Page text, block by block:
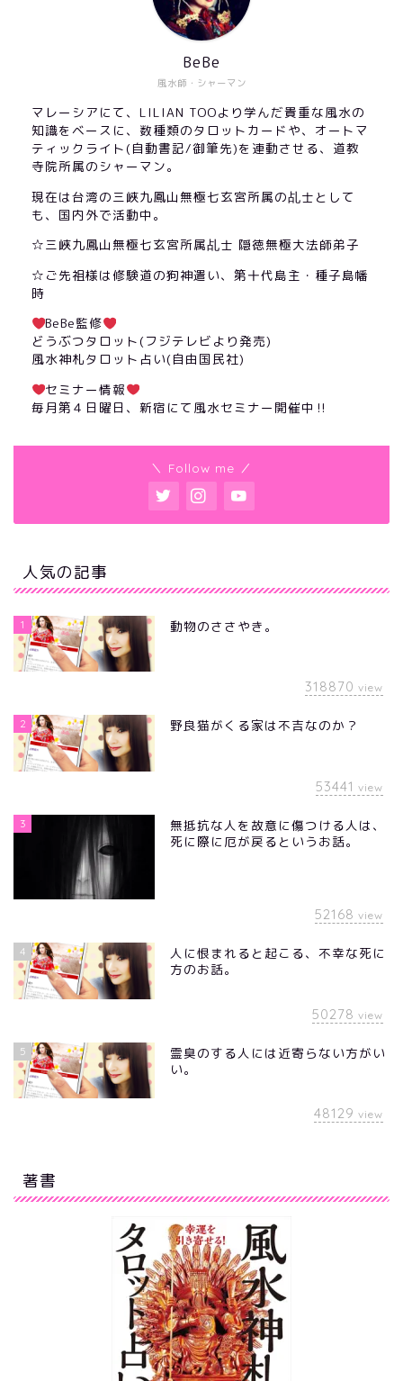
風水師・シャーマン
BeBe
マレーシアにて、LILIAN TOOより学んだ貴重な風水の
知識をベースに、数種類のタロットカードや、オートマ
ティックライト(自動書記/御筆先)を連動させる、道教
寺院所属のシャーマン。
現在は台湾の三峽九鳳山無極七玄宮所属の乩士として
も、国内外で活動中。
☆三峽九鳳山無極七玄宮所属乩士 隠徳無極大法師弟子
☆ご先祖様は修験道の狗神遣い、第十代島主・種子島幡
時
BeBe監修
どうぶつタロット(フジテレビより発売)
風水神札タロット占い(自由国民社)
セミナー情報
毎月第４日曜日、新宿にて風水セミナー開催中‼︎
＼ Follow me ／
人気の記事
1 動物のささやき。
318870 view
2 野良猫がくる家は不吉なのか？
53441 view
3
無抵抗な人を故意に傷つける人は、
死に際に厄が戻るというお話。
52168 view
4
人に恨まれると起こる、不幸な死に
方のお話。
50278 view
5
霊臭のする人には近寄らない方がい
い。
48129 view
著書